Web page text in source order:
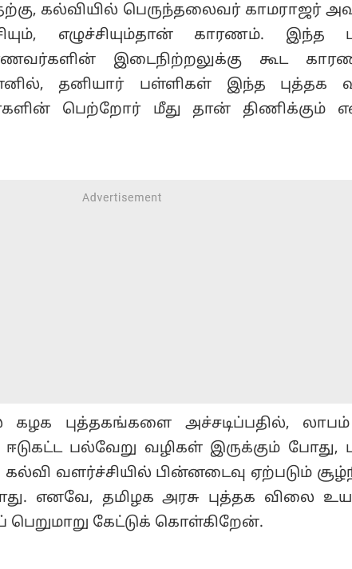
கல்வியில் பெருந்தலைவர் காமராஜர்
எழுச்சியும்தான் காரணம். இந்த
இடைநிற்றலுக்கு கூட
தனியார் பள்ளிகள் இந்த புத்தக
பெற்றோர் மீது தான் திணிக்கும்
கழக புத்தகங்களை அச்சடிப்பதில்,
பல்வேறு வழிகள் இருக்கும் போது,
வளர்ச்சியில் பின்னடைவு ஏற்படும்
எனவே, தமிழக அரசு புத்தக விலை
பெறுமாறு கேட்டுக் கொள்கிறேன்.